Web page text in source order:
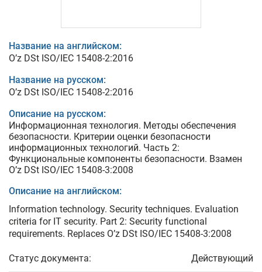
Название на английском:
O’z DSt ISO/IEC 15408-2:2016
Название на русском:
O’z DSt ISO/IEC 15408-2:2016
Описание на русском:
Информационная технология. Методы обеспечения
безопасности. Критерии оценки безопасности
информационных технологий. Часть 2:
Функциональные компоненты безопасности. Взамен
O’z DSt ISO/IEC 15408-3:2008
Описание на английском:
Information technology. Security techniques. Evaluation
criteria for IT security. Part 2: Security functional
requirements. Replaces O’z DSt ISO/IEC 15408-3:2008
Статус документа: Действующий